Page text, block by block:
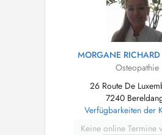
MORGANE RICHARD
Osteopathie
26 Route De
7240
Verfügbarkeiten der
Keine online Termine